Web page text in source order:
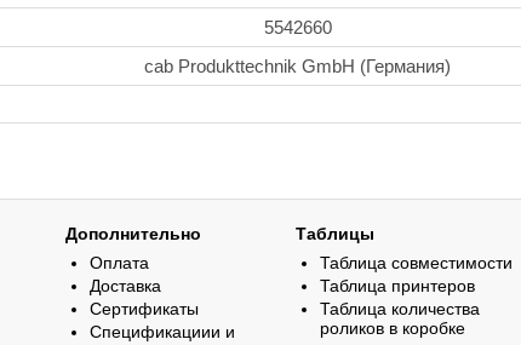
5542660
cab Produkttechnik GmbH (Германия)
Дополнительно
Оплата
Доставка
Сертификаты
Спецификациии и
Таблицы
Таблица совместимости
Таблица принтеров
Таблица количества
роликов в коробке